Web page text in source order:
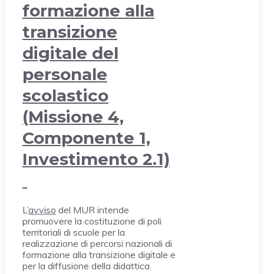
formazione alla
transizione
digitale del
personale
scolastico
(Missione 4,
Componente 1,
Investimento 2.1)
L’avviso del MUR intende
promuovere la costituzione di poli
territoriali di scuole per la
realizzazione di percorsi nazionali di
formazione alla transizione digitale e
per la diffusione della didattica